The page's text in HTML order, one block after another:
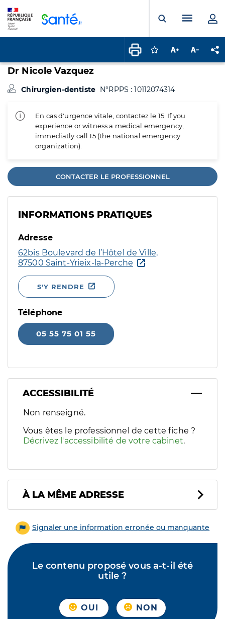
Ouvrir laMenu
Connectez-vous
Augmenter la
Dr Nicole Vazquez
Chirurgien-dentiste N°RPPS : 10112074314
En cas d'urgence vitale, contactez le 15. If you
experience or witness a medical emergency,
immediatly call 15 (the national emergency
organization).
CONTACTER LE PROFESSIONNEL
INFORMATIONS PRATIQUES
Adresse
62bis Boulevard de l’Hôtel de Ville,
87500 Saint-Yrieix-la-Perche
S'Y RENDRE
Téléphone
05 55 75 01 55
ACCESSIBILITÉ
Filtres
Sélectionnez un ou plusieurs handicaps/besoins
Non renseigné.
Vous êtes le professionnel de cette fiche ?
Décrivez l'accessibilité de votre cabinet.
À LA MÊME ADRESSE
Signaler une information erronée ou manquante
Le contenu proposé vous a-t-il été
utile ?
OUI NON